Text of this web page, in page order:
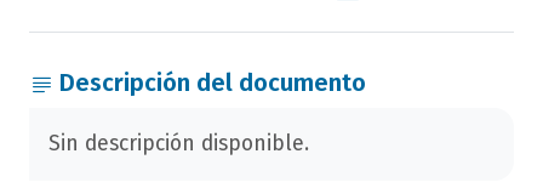
Descripción del documento
Sin descripción disponible.